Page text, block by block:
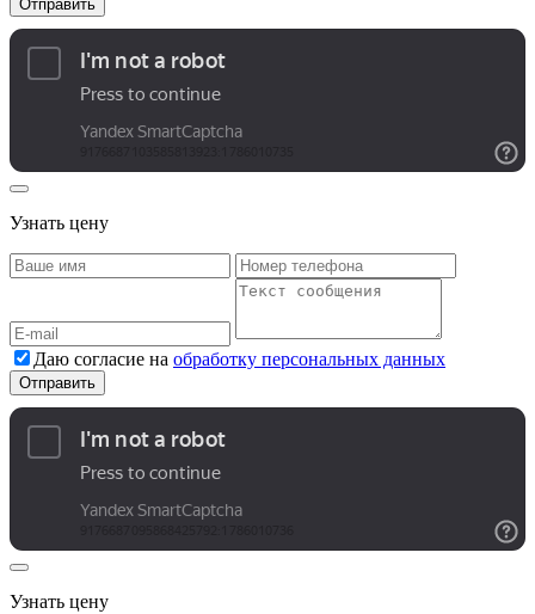
Узнать цену
Даю согласие на обработку персональных данных
Узнать цену